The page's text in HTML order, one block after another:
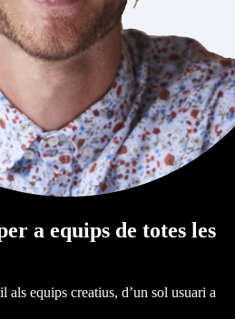
a equips de totes les
als equips creatius, d’un sol usuari a